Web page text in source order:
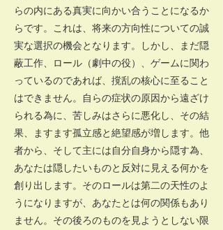
らの内にある真実に向かい合うことになるか
らです。これは、将来の方向性についての誠
実な選択の機会となります。しかし、まだ隠
蔽工作、ロール（劇中の役）、ゲームに関わ
っているのであれば、撹乱の核心に至ること
はできません。自らの症状の原因から遠ざけ
られる為に、苦しみはさらに悪化し、その結
果、ますます孤立感と絶望感が増します。他
者から、そして主には自分自身から隠す為、
あなたは隠したいものと反対に見える何かを
創り出します。そのロールは第二の天性のよ
うになりますが、あなたとは何の関係もあり
ません。その後ろのものを見ようとしない限